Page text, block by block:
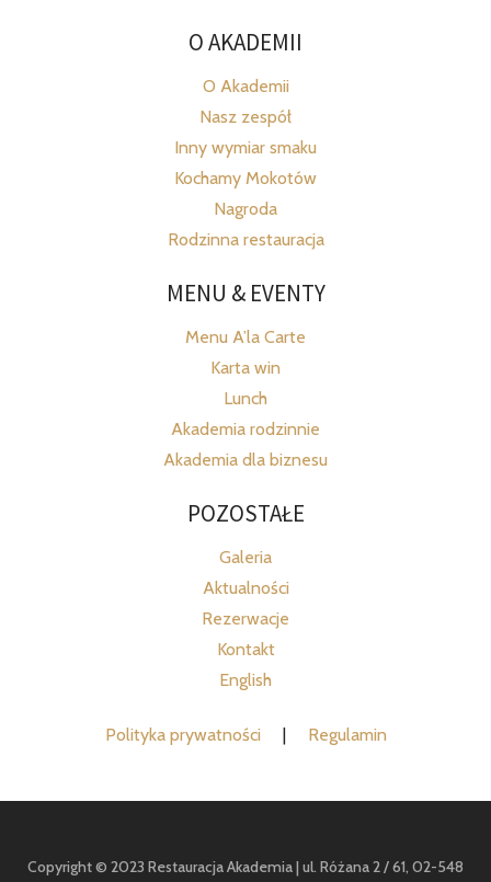
O AKADEMII
O Akademii
Nasz zespół
Inny wymiar smaku
Kochamy Mokotów
Nagroda
Rodzinna restauracja
MENU & EVENTY
Menu A’la Carte
Karta win
Lunch
Akademia rodzinnie
Akademia dla biznesu
POZOSTAŁE
Galeria
Aktualności
Rezerwacje
Kontakt
English
Polityka prywatności Regulamin
Copyright © 2023 Restauracja Akademia | ul. Różana 2 / 61, 02-548